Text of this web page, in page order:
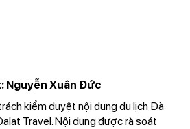
Nguyễn Xuân Đức
kiểm duyệt nội dung du lịch Đà
Travel. Nội dung được rà soát